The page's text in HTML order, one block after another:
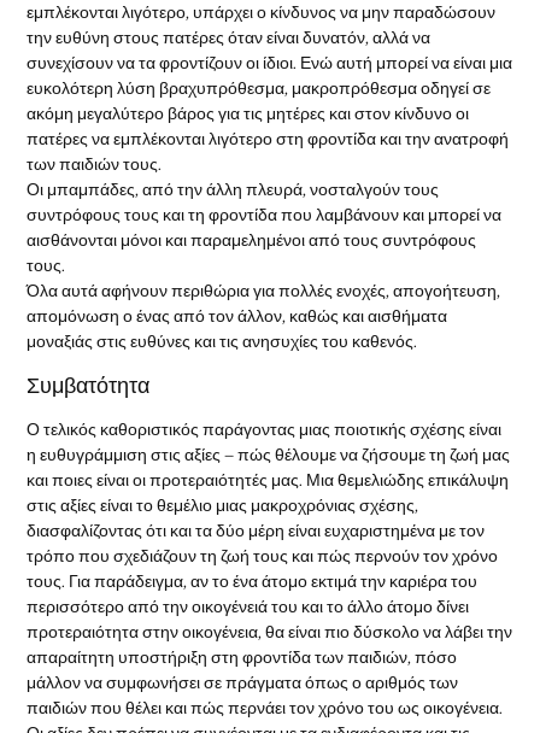
εμπλέκονται λιγότερο, υπάρχει ο κίνδυνος να μην παραδώσουν
την ευθύνη στους πατέρες όταν είναι δυνατόν, αλλά να
συνεχίσουν να τα φροντίζουν οι ίδιοι. Ενώ αυτή μπορεί να είναι μια
ευκολότερη λύση βραχυπρόθεσμα, μακροπρόθεσμα οδηγεί σε
ακόμη μεγαλύτερο βάρος για τις μητέρες και στον κίνδυνο οι
πατέρες να εμπλέκονται λιγότερο στη φροντίδα και την ανατροφή
των παιδιών τους.
Οι μπαμπάδες, από την άλλη πλευρά, νοσταλγούν τους
συντρόφους τους και τη φροντίδα που λαμβάνουν και μπορεί να
αισθάνονται μόνοι και παραμελημένοι από τους συντρόφους
τους.
Όλα αυτά αφήνουν περιθώρια για πολλές ενοχές, απογοήτευση,
απομόνωση ο ένας από τον άλλον, καθώς και αισθήματα
μοναξιάς στις ευθύνες και τις ανησυχίες του καθενός.
Συμβατότητα
Ο τελικός καθοριστικός παράγοντας μιας ποιοτικής σχέσης είναι
η ευθυγράμμιση στις αξίες – πώς θέλουμε να ζήσουμε τη ζωή μας
και ποιες είναι οι προτεραιότητές μας. Μια θεμελιώδης επικάλυψη
στις αξίες είναι το θεμέλιο μιας μακροχρόνιας σχέσης,
διασφαλίζοντας ότι και τα δύο μέρη είναι ευχαριστημένα με τον
τρόπο που σχεδιάζουν τη ζωή τους και πώς περνούν τον χρόνο
τους. Για παράδειγμα, αν το ένα άτομο εκτιμά την καριέρα του
περισσότερο από την οικογένειά του και το άλλο άτομο δίνει
προτεραιότητα στην οικογένεια, θα είναι πιο δύσκολο να λάβει την
απαραίτητη υποστήριξη στη φροντίδα των παιδιών, πόσο
μάλλον να συμφωνήσει σε πράγματα όπως ο αριθμός των
παιδιών που θέλει και πώς περνάει τον χρόνο του ως οικογένεια.